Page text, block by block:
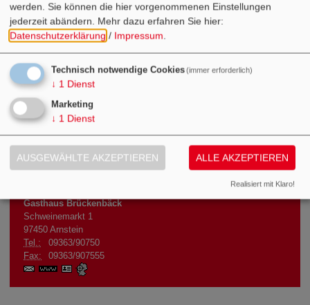
E-BIKE-LADESTATIONEN
SONSTIGER SERVICE FÜR RADLER
GASTHAUS BRÜCKENBÄCK
Gasthaus Brückenbäck
Schweinemarkt 1
97450 Arnstein
Tel.:
09363/90750
Fax:
09363/907555
www.gasthaus-
vCard
werden. Sie können die hier vorgenommenen Einstellungen
jederzeit abändern. Mehr dazu erfahren Sie hier:
Datenschutzerklärung / Impressum.
Technisch notwendige Cookies(immer erforderlich)
↓ 1 Dienst
Marketing
↓ 1 Dienst
AUSGEWÄHLTE AKZEPTIEREN ALLE AKZEPTIEREN
Realisiert mit Klaro!